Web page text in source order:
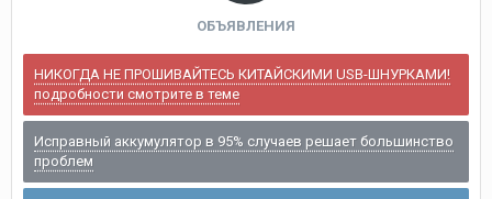
ОБЪЯВЛЕНИЯ
НИКОГДА НЕ ПРОШИВАЙТЕСЬ КИТАЙСКИМИ USB-ШНУРКАМИ!
подробности смотрите в теме
Исправный аккумулятор в 95% случаев решает большинство
проблем